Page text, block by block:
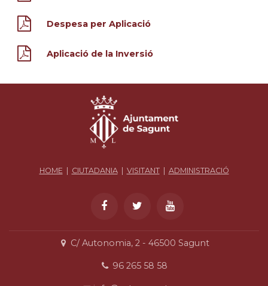
Despesa per Aplicació
Aplicació de la Inversió
HOME| CIUTADANIA| VISITANT| ADMINISTRACIÓ
C/ Autonomia, 2 - 46500 Sagunt
96 265 58 58